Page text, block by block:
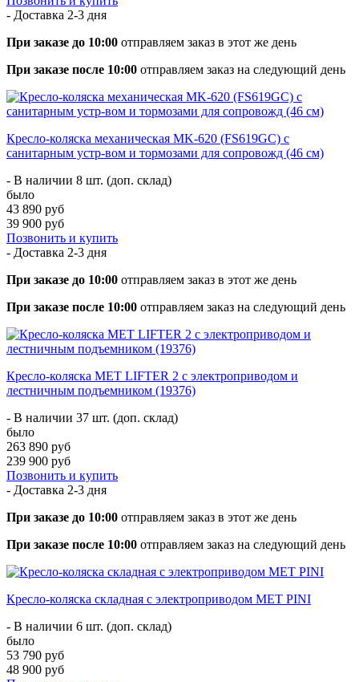
- Доставка 2-3 дня
При заказе до 10:00 отправляем заказ в этот же день
При заказе после 10:00 отправляем заказ на следующий день
Кресло-коляска механическая MK-620 (FS619GC) с
санитарным устр-вом и тормозами для сопровожд (46 см)
- В наличии 8 шт. (доп. склад)
было
43 890 руб
39 900 руб
Позвонить и купить
- Доставка 2-3 дня
При заказе до 10:00 отправляем заказ в этот же день
При заказе после 10:00 отправляем заказ на следующий день
Кресло-коляска MET LIFTER 2 с электроприводом и
лестничным подъемником (19376)
- В наличии 37 шт. (доп. склад)
было
263 890 руб
239 900 руб
Позвонить и купить
- Доставка 2-3 дня
При заказе до 10:00 отправляем заказ в этот же день
При заказе после 10:00 отправляем заказ на следующий день
Кресло-коляска складная с электроприводом MET PINI
- В наличии 6 шт. (доп. склад)
было
53 790 руб
48 900 руб